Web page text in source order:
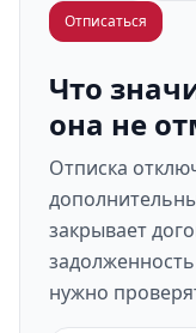
Отписаться
Что
она не
Отписка
закрывает
задолженность
нужно